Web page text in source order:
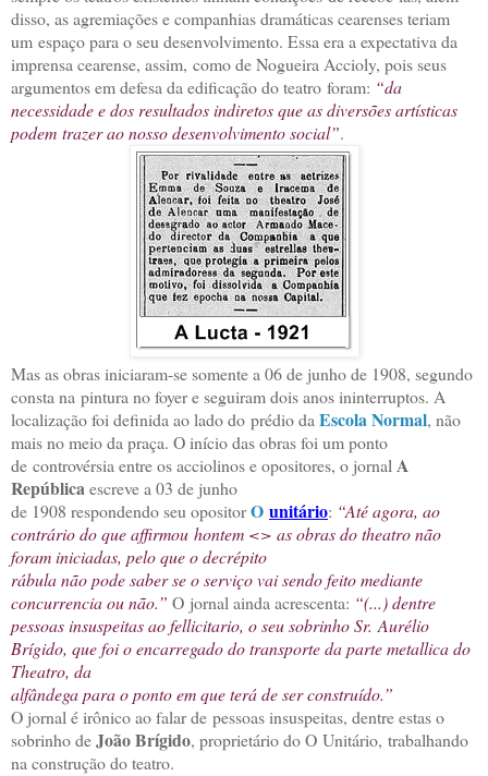
disso, as agremiações e companhias dramáticas cearenses teriam
um espaço para o seu desenvolvimento. Essa era a expectativa da
imprensa cearense, assim, como de Nogueira Accioly, pois seus
argumentos em defesa da edificação do teatro foram: “da
necessidade e dos resultados indiretos que as diversões artísticas
podem trazer ao nosso desenvolvimento social”.
Mas as obras iniciaram-se somente a 06 de junho de 1908, segundo
consta na pintura no foyer e seguiram dois anos ininterruptos. A
localização foi definida ao lado do prédio daEscola Normal, não
mais no meio da praça. O início das obras foi um ponto
de controvérsia entre os acciolinos e opositores, o jornalA
Repúblicaescreve a 03 de junho
de 1908 respondendo seu opositorO unitário: “Até agora, ao
contrário do que affirmou hontem <> as obras do theatro não
foram iniciadas, pelo que o decrépito
rábula não pode saber se o serviço vai sendo feito mediante
concurrencia ou não.” O jornal ainda acrescenta: “(...) dentre
pessoas insuspeitas ao fellicitario, o seu sobrinho Sr. Aurélio
Brígido, que foi o encarregado do transporte da parte metallica do
Theatro, da
alfândega para o ponto em que terá de ser construído.”
O jornal é irônico ao falar de pessoas insuspeitas, dentre estas o
sobrinho deJoão Brígido, proprietário do O Unitário, trabalhando
na construção do teatro.